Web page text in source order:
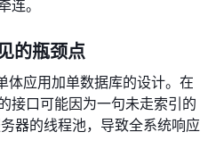
连。
的瓶颈点
体应用加单数据库的设计。在
接口可能因为一句未走索引的
器的线程池，导致全系统响应